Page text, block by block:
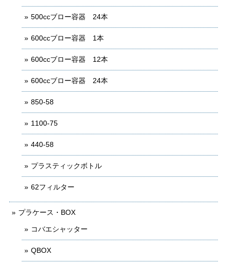
500ccブロー容器 24本
600ccブロー容器 1本
600ccブロー容器 12本
600ccブロー容器 24本
850-58
1100-75
440-58
プラスティックボトル
62フィルター
プラケース・BOX
コバエシャッター
QBOX